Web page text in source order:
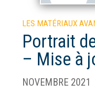
LES MATÉRIAUX
Portrait
– Mise à
NOVEMBRE 2021